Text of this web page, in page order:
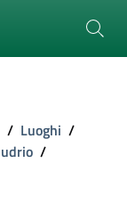
/ Luoghi /
/